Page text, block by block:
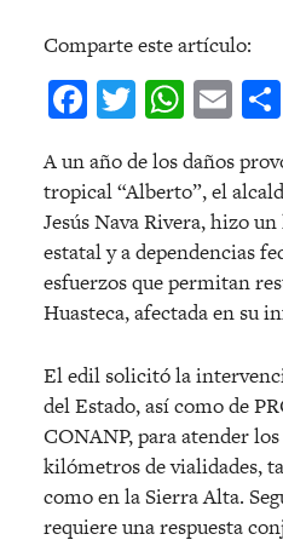
Comparte este artículo:
Facebook
Twitter
A un año de los daños
tropical “Alberto”, el
Jesús Nava Rivera, hizo
estatal y a dependencias
esfuerzos que permitan
Huasteca, afectada en su
El edil solicitó la
del Estado, así como de
CONANP, para atender
kilómetros de vialidades,
como en la Sierra Alta.
requiere una respuesta